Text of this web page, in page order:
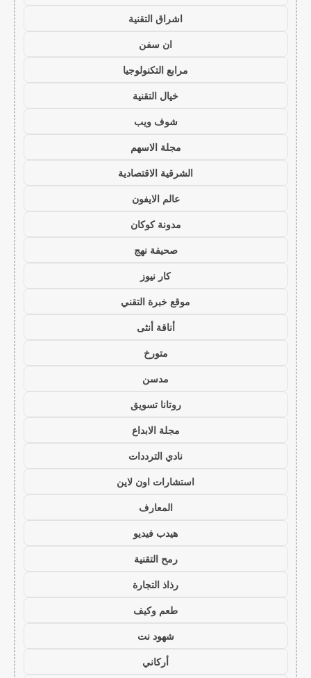
اشراق التقنية
ان سفن
مرابع التكنولوجيا
خيال التقنية
شوف ويب
مجلة الاسهم
الشرقية الاقتصادية
عالم الايفون
مدونة كوكان
صحيفة نهج
كار نيوز
موقع خبرة التقني
أناقة أنثى
متورخ
مدسن
روتانا تسويق
مجلة الابداع
نادي الترددات
استشارات اون لاين
المعارف
هيدب فيديو
رمح التقنية
رذاذ التجارة
طعم وكيف
شهود نت
أركاني